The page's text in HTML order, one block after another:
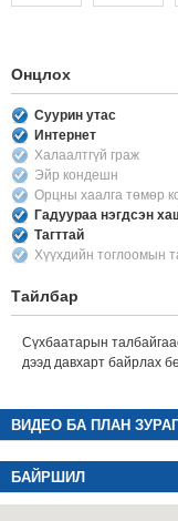
Онцлох
Суурин утас
Интернет
Халаалтгүй граж
Эйр кондешн
Орцны хаалга төмөр
Гадуураа нэгдсэн
Тагттай
Хүүхдийн тоглоомын
Тайлбар
Сүхбаатарын
дээд давхарт байрлах
ВИДЕО БА ПЛАН ЗУРАГ
БАЙРШИЛ